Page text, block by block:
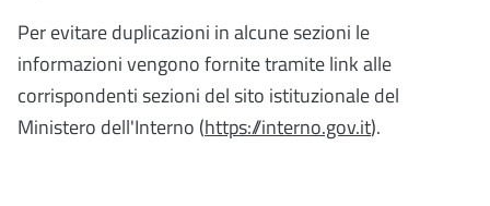
Per evitare duplicazioni in alcune sezioni le
informazioni vengono fornite tramite link alle
corrispondenti sezioni del sito istituzionale del
Ministero dell'Interno (https://interno.gov.it).